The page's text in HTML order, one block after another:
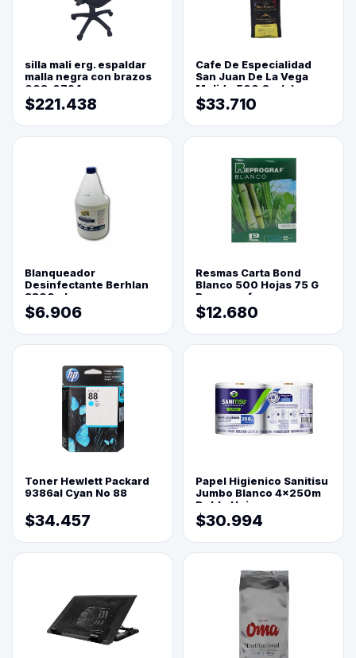
silla mali erg. espaldar
malla negra con brazos
003-0794
$221.438
Cafe De Especialidad
San Juan De La Vega
Molido 500 Grs(=)
$33.710
Blanqueador
Desinfectante Berhlan
3800ml
$6.906
Resmas Carta Bond
Blanco 500 Hojas 75 G
Reprograf.
$12.680
Toner Hewlett Packard
9386al Cyan No 88
$34.457
Papel Higienico Sanitisu
Jumbo Blanco 4x250m
Doble Hoja
$30.994